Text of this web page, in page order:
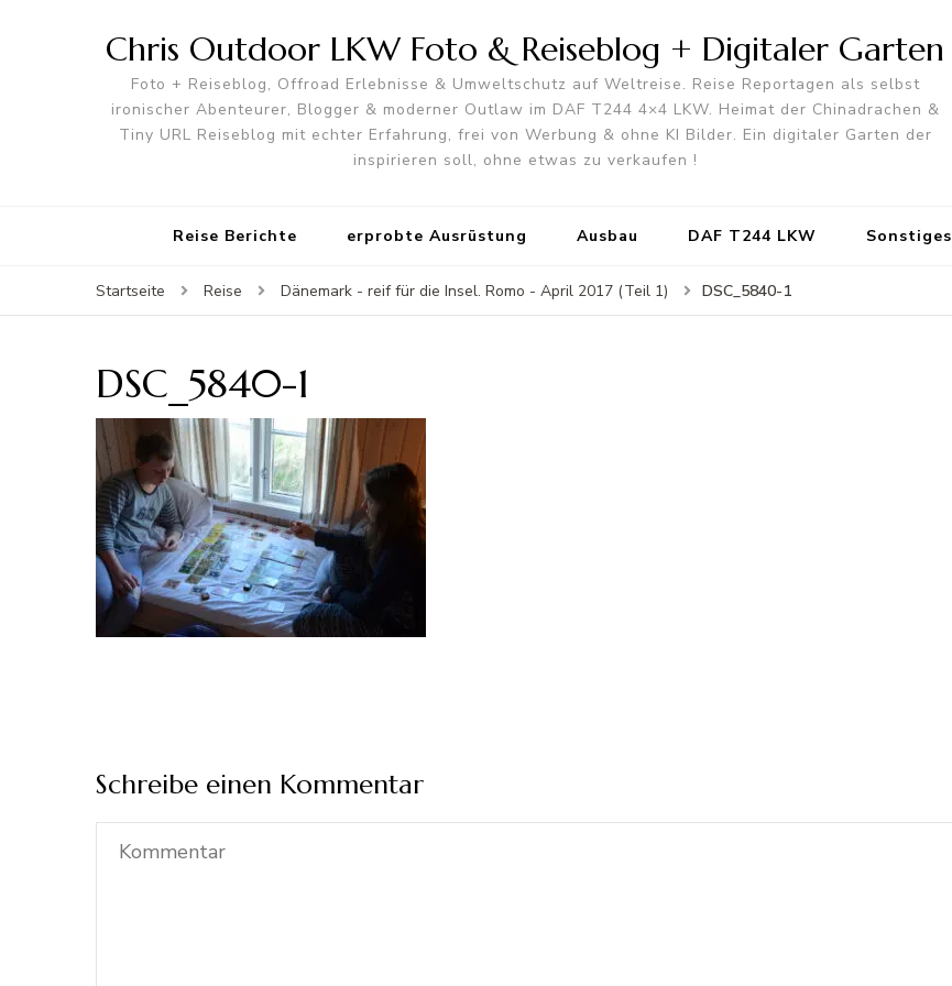
Chris Outdoor LKW Foto & Reiseblog + Digitaler Garten
Foto + Reiseblog, Offroad Erlebnisse & Umweltschutz auf Weltreise. Reise Reportagen als selbst
ironischer Abenteurer, Blogger & moderner Outlaw im DAF T244 4×4 LKW. Heimat der Chinadrachen &
Tiny URL Reiseblog mit echter Erfahrung, frei von Werbung & ohne KI Bilder. Ein digitaler Garten der
inspirieren soll, ohne etwas zu verkaufen !
Reise Berichte erprobte Ausrüstung Ausbau DAF T244 LKW Sonstiges
Startseite Reise Dänemark - reif für die Insel. Romo - April 2017 (Teil 1) DSC_5840-1
DSC_5840-1
Schreibe einen Kommentar